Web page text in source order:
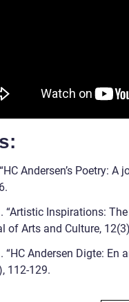
Andersen’s Poetry:
“Artistic Inspirations:
of Arts and Culture,
“HC Andersen Digte:
112-129.